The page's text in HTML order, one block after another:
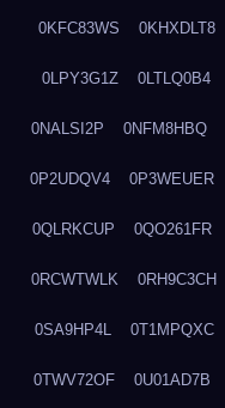
0KFC83WS 0KHXDLT8
0LPY3G1Z 0LTLQ0B4
0NALSI2P 0NFM8HBQ
0P2UDQV4 0P3WEUER
0QLRKCUP 0QO261FR
0RCWTWLK 0RH9C3CH
0SA9HP4L 0T1MPQXC
0TWV72OF 0U01AD7B